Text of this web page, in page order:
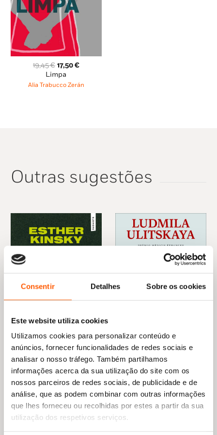
Consentir Detalhes Sobre os cookies
Este website utiliza cookies
Utilizamos cookies para personalizar conteúdo e
anúncios, fornecer funcionalidades de redes sociais e
analisar o nosso tráfego. Também partilhamos
informações acerca da sua utilização do site com os
nossos parceiros de redes sociais, de publicidade e de
análise, que as podem combinar com outras informações
que lhes forneceu ou recolhidas por estes a partir da sua
utilização dos respetivos serviços.
Granta
19,45€ O
preço
original
17,50€O
atual
Limpa
Alia Trabucco Zerán
Outras sugestões
19,45€O
preço
original
19,45 €.
17,51€O
preço
atual
17,51 €.
Ver Mais Além
Esther Kinsky
15,15€ O
original
era:
15,15 €.
13,63
atual
é:
13,63 €.
Sonechka